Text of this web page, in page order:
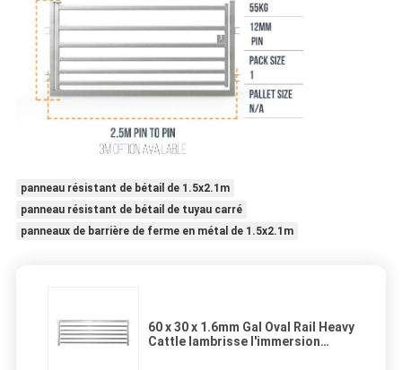
panneau résistant de bétail de 1.5x2.1m
panneau résistant de bétail de tuyau carré
panneaux de barrière de ferme en métal de 1.5x2.1m
60 x 30 x 1.6mm Gal Oval Rail Heavy
Cattle lambrisse l'immersion